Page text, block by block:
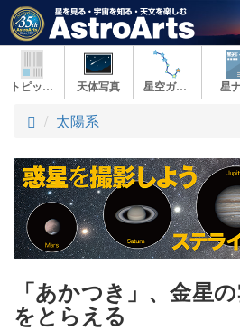
トピックス 天体写真 星空ガイド 星
ト
プ
太陽系
「あかつき」、金星
をとらえる